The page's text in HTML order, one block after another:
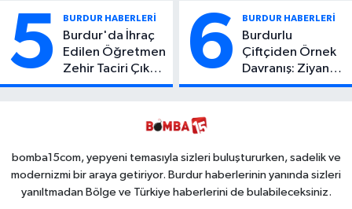
5 BURDUR HABERLERİ
Burdur'da İhraç
Edilen Öğretmen
Zehir Taciri Çıktı:
Binlerce
6 BURDUR HABERLERİ
Burdurlu
Çiftçiden Örnek
Davranış: Ziyan
Olmasın Diye
Toplayabilecek
bomba15com, yepyeni temasıyla sizleri buluştururken, sadelik ve
modernizmi bir araya getiriyor. Burdur haberlerinin yanında sizleri
yanıltmadan Bölge ve Türkiye haberlerini de bulabileceksiniz.